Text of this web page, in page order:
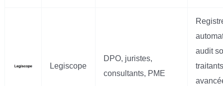
Legiscope
DPO, juristes,
consultants, PME
audit